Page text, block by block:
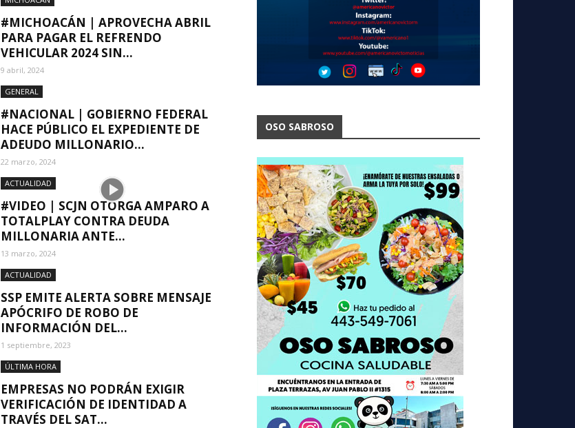
#MICHOACÁN | APROVECHA ABRIL
PARA PAGAR EL REFRENDO
VEHICULAR 2024 SIN...
9 abril, 2024
GENERAL
#NACIONAL | GOBIERNO FEDERAL
HACE PÚBLICO EL EXPEDIENTE DE
ADEUDO MILLONARIO...
22 marzo, 2024
ACTUALIDAD
#VIDEO | SCJN OTORGA AMPARO A
TOTALPLAY CONTRA DEUDA
MILLONARIA ANTE...
13 marzo, 2024
ACTUALIDAD
SSP EMITE ALERTA SOBRE MENSAJE
APÓCRIFO DE ROBO DE
INFORMACIÓN DEL...
1 septiembre, 2023
ÚLTIMA HORA
EMPRESAS NO PODRÁN EXIGIR
VERIFICACIÓN DE IDENTIDAD A
TRAVÉS DEL SAT...
OSO SABROSO